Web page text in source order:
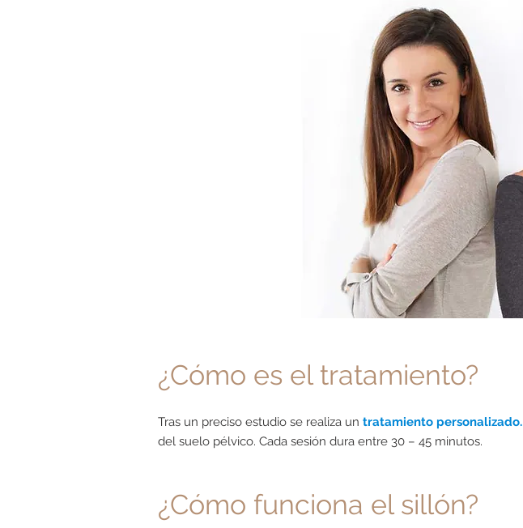
¿Cómo es el tratamiento?
Tras un preciso estudio se realiza un tratamiento personalizado.
del suelo pélvico. Cada sesión dura entre 30 – 45 minutos.
¿Cómo funciona el sillón?